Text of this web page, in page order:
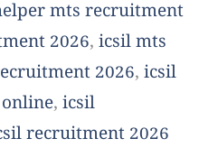
mts recruitment
2026, icsil mts
2026, icsil
, icsil
recruitment 2026